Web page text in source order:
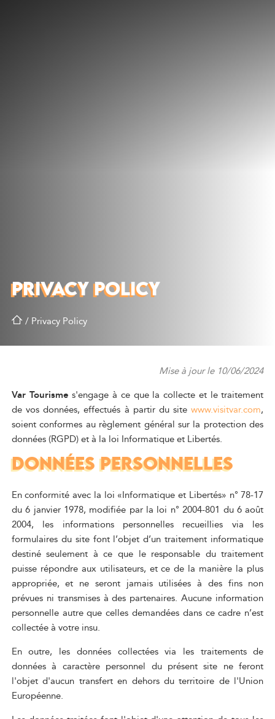
PRIVACY POLICY
/ Privacy Policy
Mise à jour le 10/06/2024
Var Tourisme s'engage à ce que la collecte et le traitement
de vos données, effectués à partir du sitewww.visitvar.com,
soient conformes au règlement général sur la protection des
données (RGPD) et à la loi Informatique et Libertés.
DONNÉES PERSONNELLES
En conformité avec la loi «Informatique et Libertés» n° 78-17
du 6 janvier 1978, modifiée par la loi n° 2004-801 du 6 août
2004, les informations personnelles recueillies via les
formulaires du site font l’objet d’un traitement informatique
destiné seulement à ce que le responsable du traitement
puisse répondre aux utilisateurs, et ce de la manière la plus
appropriée, et ne seront jamais utilisées à des fins non
prévues ni transmises à des partenaires. Aucune information
personnelle autre que celles demandées dans ce cadre n’est
collectée à votre insu.
En outre, les données collectées via les traitements de
données à caractère personnel du présent site ne feront
l'objet d'aucun transfert en dehors du territoire de l'Union
Européenne.